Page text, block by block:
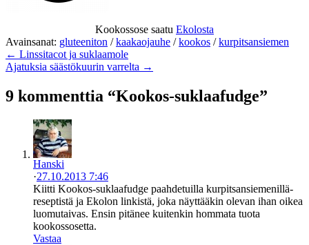
Kookossose saatu Ekolosta
Avainsanat: gluteeniton /kaakaojauhe /kookos /kurpitsansiemen
← Linssitacot ja suklaamole
Ajatuksia säästökuurin varrelta →
9 kommenttia “Kookos-suklaafudge”
Hanski
·27.10.2013 7:46
Kiitti Kookos-suklaafudge paahdetuilla kurpitsansiemenillä-
reseptistä ja Ekolon linkistä, joka näyttääkin olevan ihan oikea
luomutaivas. Ensin pitänee kuitenkin hommata tuota
kookossosetta.
Vastaa